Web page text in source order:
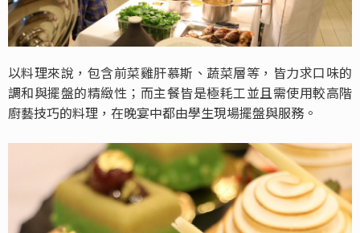
以料理來說，包含前菜雞肝慕斯、蔬菜層等，皆力求口味的
調和與擺盤的精緻性；而主餐皆是極耗工並且需使用較高階
廚藝技巧的料理，在晚宴中都由學生現場擺盤與服務。